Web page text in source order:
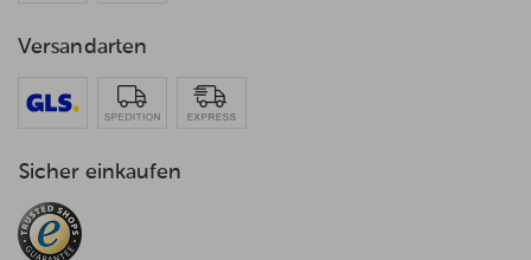
Versandarten
Sicher einkaufen